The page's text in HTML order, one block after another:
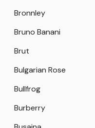
Bronnley
Bruno Banani
Brut
Bulgarian Rose
Bullfrog
Burberry